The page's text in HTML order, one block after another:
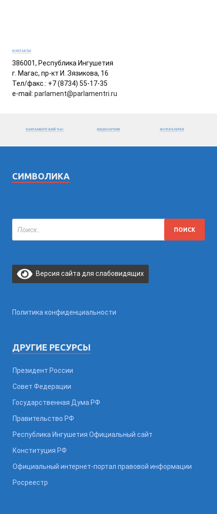
КОНТАКТЫ
386001, Республика Ингушетия
г. Магас, пр-кт И. Зязикова, 16
Тел/факс.: +7 (8734) 55-17-35
e-mail: parlament@parlamentri.ru
ПАРЛАМЕНТСКИЙ ЧАС ВИДЕОАРХИВ ФОТОГАЛЕРЕЯ
СИМВОЛИКА
Версия сайта для слабовидящих
Политика конфиденциальности
ДРУГИЕ РЕСУРСЫ
Президент России
Совет Федерации
Государственная Дума РФ
Правительство РФ
Республика Ингушетия Официальный сайт
Конституция РФ
Официальный интернет-портал правовой информации
Росреестр